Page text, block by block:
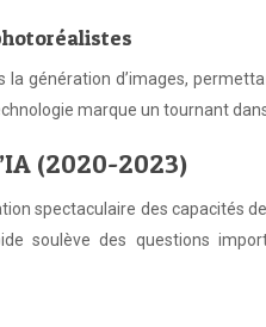
la génération d’images,
marque un tournant
(2020-2023)
spectaculaire des capacités
soulève des questions